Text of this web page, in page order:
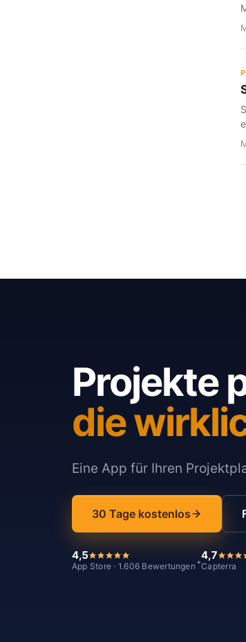
Projekte
die
Eine App für Ihren
30 Tage kostenlos
4,5
App Store · 1.606 Bewertungen *
4,7
Capterra